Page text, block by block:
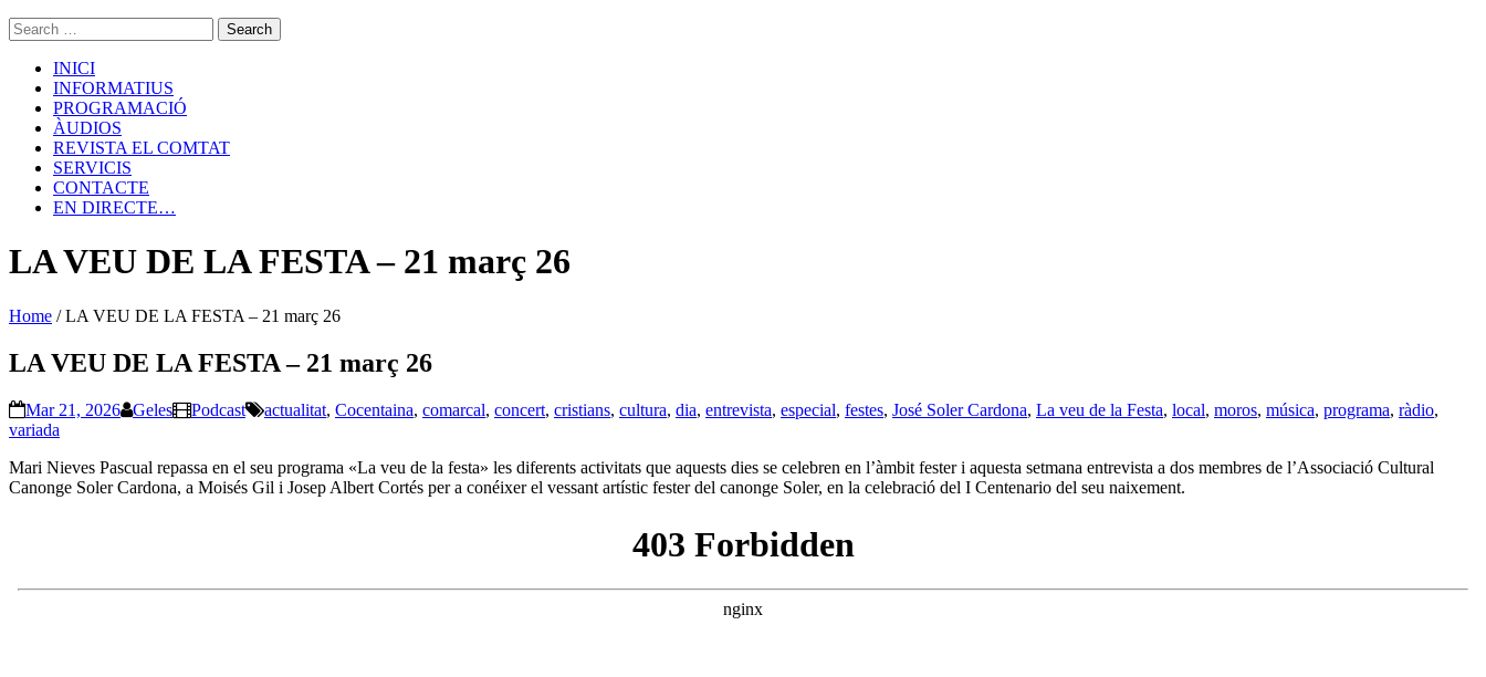
INICI
INFORMATIUS
PROGRAMACIÓ
ÀUDIOS
REVISTA EL COMTAT
SERVICIS
CONTACTE
EN DIRECTE…
LA VEU DE LA FESTA – 21 març 26
Home /LA VEU DE LA FESTA – 21 març 26
LA VEU DE LA FESTA – 21 març 26
Mar 21, 2026 Geles Podcast actualitat, Cocentaina, comarcal, concert, cristians, cultura, dia, entrevista, especial, festes, José Soler Cardona, La veu de la Festa, local, moros, música, programa, ràdio,
variada
Mari Nieves Pascual repassa en el seu programa «La veu de la festa» les diferents activitats que aquests dies se celebren en l’àmbit fester i aquesta setmana entrevista a dos membres de l’Associació Cultural
Canonge Soler Cardona, a Moisés Gil i Josep Albert Cortés per a conéixer el vessant artístic fester del canonge Soler, en la celebració del I Centenario del seu naixement.